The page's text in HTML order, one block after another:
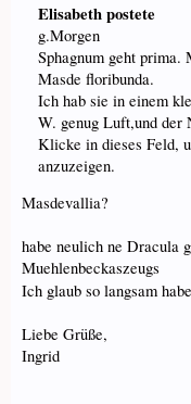
Elisabeth postete
g.Morgen
Sphagnum geht prima.
Masde floribunda.
Ich hab sie in einem
W. genug Luft,und der
Klicke in dieses Feld,
anzuzeigen.
Masdevallia?
habe neulich ne Dracula
Muehlenbeckaszeugs
Ich glaub so langsam
Liebe Grüße,
Ingrid